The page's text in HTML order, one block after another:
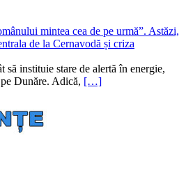
mintea cea de pe urmă”. Astăzi,
de la Cernavodă și criza
să instituie stare de alertă în energie,
Dunăre. Adică, […]